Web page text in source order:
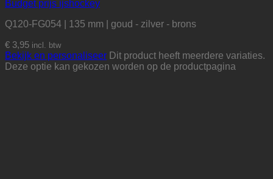
Budget prijs ijshockey
Q120-FG054 | 135 mm | goud - zilver - brons
€ 3,95 incl. btw
Bekijk en personaliseer Dit product heeft meerdere variaties.
Deze optie kan gekozen worden op de productpagina